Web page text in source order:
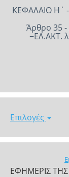
ΚΕΦΑΛΑΙΟ Η΄
Άρθρο 35 -
−ΕΛ.ΑΚΤ.
Επιλογές
ΕΦΗΜΕΡΙΣ